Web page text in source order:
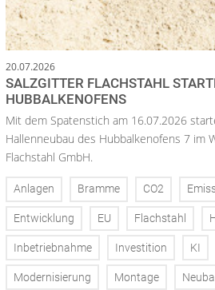
20.07.2026
SALZGITTER FLACHSTAHL
HUBBALKENOFENS
Mit dem Spatenstich am 16.07.2026
Hallenneubau des Hubbalkenofens 7 im
Flachstahl GmbH.
Anlagen Bramme CO2
Entwicklung EU Flachstahl
Inbetriebnahme Investition KI
Modernisierung Montage